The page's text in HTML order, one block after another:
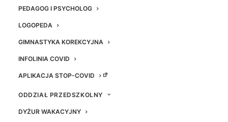
PEDAGOG I PSYCHOLOG
LOGOPEDA
GIMNASTYKA KOREKCYJNA
INFOLINIA COVID
APLIKACJA STOP-COVID
ODDZIAŁ PRZEDSZKOLNY
DYŻUR WAKACYJNY